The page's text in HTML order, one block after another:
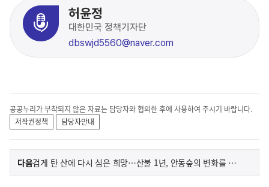
허윤정
대한민국 정책기자단
dbswjd5560@naver.com
공공누리가 부착되지 않은 자료는 담당자와 협의한 후에 사용하여 주시기 바랍니다.
저작권정책
담당자안내
이
전
다음기
사
검게 탄 산에 다시 심은 희망…산불 1년, 안동숲의 변화를 체감하다